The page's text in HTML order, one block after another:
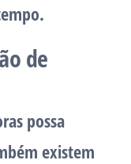
de
possa
existem